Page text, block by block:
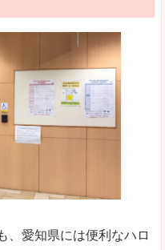
、愛知県には便利なハロ